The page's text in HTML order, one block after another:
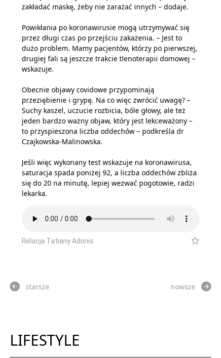
zakładać maskę, żeby nie zarażać innych – dodaje.
Powikłania po koronawirusie mogą utrzymywać się
przez długi czas po przejściu zakażenia. – Jest to
dużo problem. Mamy pacjentów, którzy po pierwszej,
drugiej fali są jeszcze trakcie tlenoterapii domowej –
wskazuje.
Obecnie objawy covidowe przypominają
przeziębienie i grypę. Na co więc zwrócić uwagę? –
Suchy kaszel, uczucie rozbicia, bóle głowy, ale też
jeden bardzo ważny objaw, który jest lekceważony –
to przyspieszona liczba oddechów – podkreśla dr
Czajkowska-Malinowska.
Jeśli więc wykonany test wskazuje na koronawirusa,
saturacja spada poniżej 92, a liczba oddechów zbliża
się do 20 na minutę, lepiej wezwać pogotowie, radzi
lekarka.
Relacja Tatiany Adonis
starsze nowsze
LIFESTYLE